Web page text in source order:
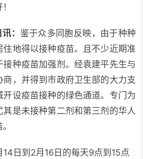
： 鉴于众多同胞反映，由于种种
住地得以接种疫苗。且不少近期准
种疫苗加强剂。经袁建平先生与
商，并得到市政府卫生部的大力支
开设疫苗接种的绿色通道。专门为
其是未接种第二剂和第三剂的华人
日到2月16日的每天9点到15点